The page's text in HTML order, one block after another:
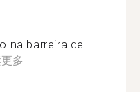
na barreira de
多